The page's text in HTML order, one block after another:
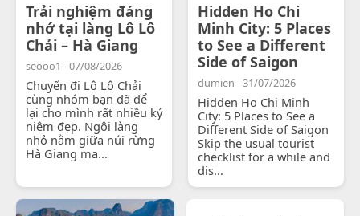
Trải nghiệm đáng
nhớ tại làng Lô Lô
Chải – Hà Giang
seooo1 - 07/08/2026
Chuyến đi Lô Lô Chải
cùng nhóm bạn đã để
lại cho mình rất nhiều kỷ
niệm đẹp. Ngôi làng
nhỏ nằm giữa núi rừng
Hà Giang ma...
Hidden Ho Chi
Minh City: 5 Places
to See a Different
Side of Saigon
dumien - 31/07/2026
Hidden Ho Chi Minh
City: 5 Places to See a
Different Side of Saigon
Skip the usual tourist
checklist for a while and
dis...